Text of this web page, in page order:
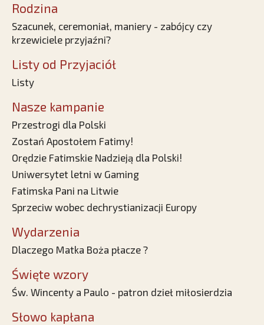
Rodzina
Szacunek, ceremoniał, maniery - zabójcy czy
krzewiciele przyjaźni?
Listy od Przyjaciół
Listy
Nasze kampanie
Przestrogi dla Polski
Zostań Apostołem Fatimy!
Orędzie Fatimskie Nadzieją dla Polski!
Uniwersytet letni w Gaming
Fatimska Pani na Litwie
Sprzeciw wobec dechrystianizacji Europy
Wydarzenia
Dlaczego Matka Boża płacze ?
Święte wzory
Św. Wincenty a Paulo - patron dzieł miłosierdzia
Słowo kapłana